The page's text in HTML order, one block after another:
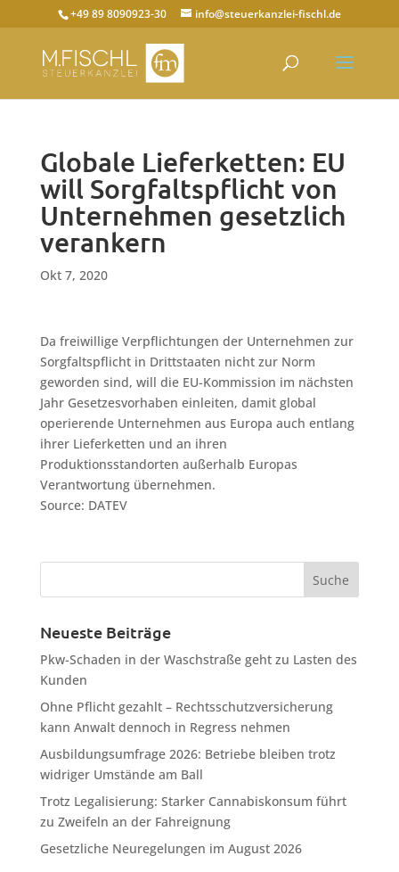
+49 89 8090923-30 info@steuerkanzlei-fischl.de
Globale Lieferketten: EU
will Sorgfaltspflicht von
Unternehmen gesetzlich
verankern
Okt 7, 2020
Da freiwillige Verpflichtungen der Unternehmen zur
Sorgfaltspflicht in Drittstaaten nicht zur Norm
geworden sind, will die EU-Kommission im nächsten
Jahr Gesetzesvorhaben einleiten, damit global
operierende Unternehmen aus Europa auch entlang
ihrer Lieferketten und an ihren
Produktionsstandorten außerhalb Europas
Verantwortung übernehmen.
Source: DATEV
Neueste Beiträge
Pkw-Schaden in der Waschstraße geht zu Lasten des
Kunden
Ohne Pflicht gezahlt – Rechtsschutzversicherung
kann Anwalt dennoch in Regress nehmen
Ausbildungsumfrage 2026: Betriebe bleiben trotz
widriger Umstände am Ball
Trotz Legalisierung: Starker Cannabiskonsum führt
zu Zweifeln an der Fahreignung
Gesetzliche Neuregelungen im August 2026